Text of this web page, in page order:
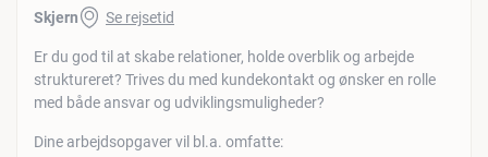
Skjern Se rejsetid
Er du god til at skabe relationer, holde overblik og arbejde
struktureret? Trives du med kundekontakt og ønsker en rolle
med både ansvar og udviklingsmuligheder?
Dine arbejdsopgaver vil bl.a. omfatte: